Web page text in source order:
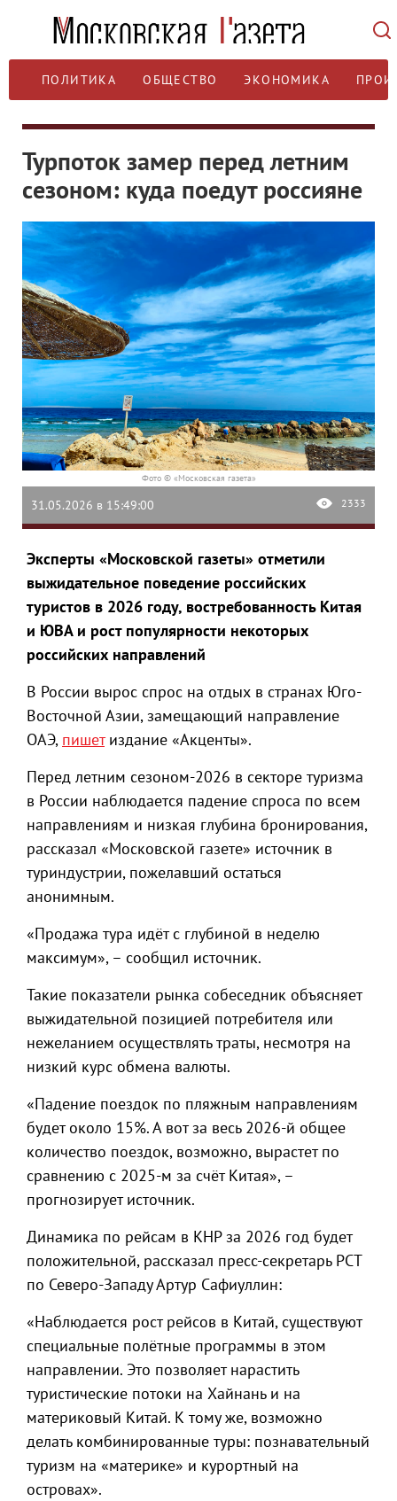
ПОЛИТИКА ОБЩЕСТВО ЭКОНОМИКА
Турпоток замер перед летним
сезоном: куда поедут россияне
Фото © «Московская газета»
31.05.2026 в 15:49:00 2333
Эксперты «Московской газеты» отметили
выжидательное поведение российских
туристов в 2026 году, востребованность Китая
и ЮВА и рост популярности некоторых
российских направлений
В России вырос спрос на отдых в странах Юго-
Восточной Азии, замещающий направление
ОАЭ, пишетиздание «Акценты».
Перед летним сезоном-2026 в секторе туризма
в России наблюдается падение спроса по всем
направлениям и низкая глубина бронирования,
рассказал «Московской газете» источник в
туриндустрии, пожелавший остаться
анонимным.
«Продажа тура идёт с глубиной в неделю
максимум», – сообщил источник.
Такие показатели рынка собеседник объясняет
выжидательной позицией потребителя или
нежеланием осуществлять траты, несмотря на
низкий курс обмена валюты.
«Падение поездок по пляжным направлениям
будет около 15%. А вот за весь 2026-й общее
количество поездок, возможно, вырастет по
сравнению с 2025-м за счёт Китая», –
прогнозирует источник.
Динамика по рейсам в КНР за 2026 год будет
положительной, рассказал пресс-секретарь РСТ
по Северо-Западу Артур Сафиуллин:
«Наблюдается рост рейсов в Китай, существуют
специальные полётные программы в этом
направлении. Это позволяет нарастить
туристические потоки на Хайнань и на
материковый Китай. К тому же, возможно
делать комбинированные туры: познавательный
туризм на «материке» и курортный на
островах».